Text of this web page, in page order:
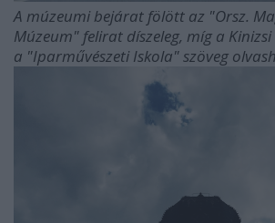
A múzeumi bejárat fölött az "Orsz.
Múzeum" felirat díszeleg, míg a
a "Iparművészeti Iskola" szöveg